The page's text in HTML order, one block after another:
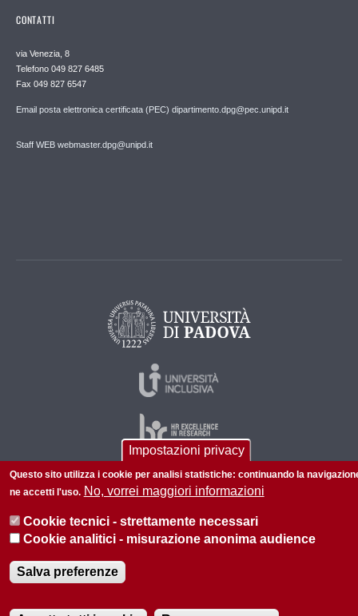
CONTATTI
via Venezia, 8
Telefono 049 827 6485
Fax 049 827 6547
Email posta elettronica certificata (PEC) dipartimento.dpg@pec.unipd.it
Staff WEB webmaster.dpg@unipd.it
© 2026 Università di Padova - Tutti i diritti riservati
P.I. 00742430283 C.F. 80006480281
Impostazioni privacy
Questo sito utilizza i cookie per analisi statistiche: continuando la
ne accetti l'uso. No, vorrei maggiori informazioni
Cookie tecnici - strettamente necessari
Cookie analitici - misurazione anonima audience
Salva preferenze